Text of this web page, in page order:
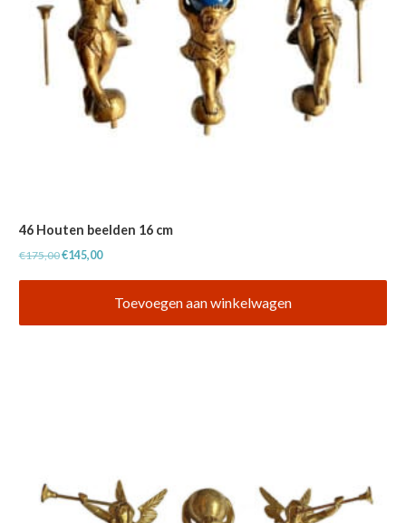
46 Houten beelden 16 cm
€175,00Oorspronkelijke
€145,00Huidige
Toevoegen aan winkelwagen